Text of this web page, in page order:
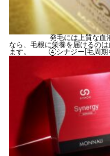
発毛には上質な血液と
なら、毛根に栄養を届けるの
ます。 ④シナジー[毛周期を